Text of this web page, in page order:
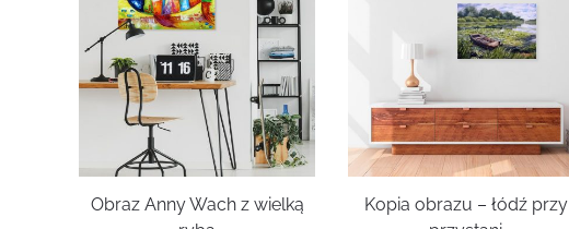
Obraz Anny Wach z wielką
Kopia obrazu – łódź przy